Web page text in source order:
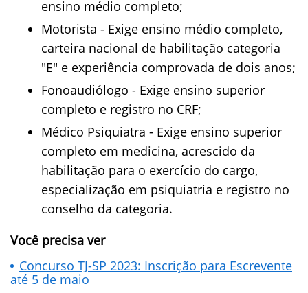
ensino médio completo;
Motorista - Exige ensino médio completo,
carteira nacional de habilitação categoria
"E" e experiência comprovada de dois anos;
Fonoaudiólogo - Exige ensino superior
completo e registro no CRF;
Médico Psiquiatra - Exige ensino superior
completo em medicina, acrescido da
habilitação para o exercício do cargo,
especialização em psiquiatria e registro no
conselho da categoria.
Você precisa ver
Concurso TJ-SP 2023: Inscrição para Escrevente
até 5 de maio